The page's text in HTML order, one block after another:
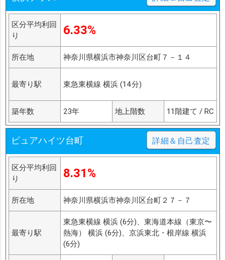
区分平均利回
り
6.33%
所在地 神奈川県横浜市神奈川区台町７－１４
最寄り駅 東急東横線 横浜 (14分)
築年数 23年 地上階数 11階建て / RC
ピュアハイツ台町 詳細＆自己査定
区分平均利回
り
8.31%
所在地 神奈川県横浜市神奈川区台町２７－７
最寄り駅
東急東横線 横浜 (6分)、東海道本線（東京〜
熱海） 横浜 (6分)、京浜東北・根岸線 横浜
(6分)